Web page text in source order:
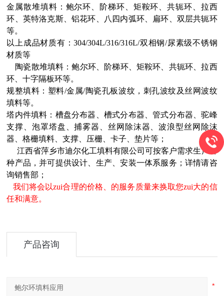
金属散堆填料：鲍尔环、阶梯环、矩鞍环、共轭环、拉西
环、英特洛克斯、铝花环、八四内弧环、扁环、双层共轭环
等。
以上成品材质有：304/304L/316/316L/双相钢/尿素级不锈钢
材质等
陶瓷散堆填料：鲍尔环、阶梯环、矩鞍环、共轭环、拉西
环、十字隔板环等。
规整填料：塑料/金属/陶瓷孔板波纹，刺孔波纹及丝网波纹
填料等。
塔内件填料：槽盘分布器、槽式分布器、管式分布器、驼峰
支撑、泡罩塔盘、捕雾器、丝网除沫器、波浪型丝网除沫
器、格栅填料、支撑、压栅、卡子、垫片等；
江西省萍乡市迪尔化工填料有限公司可按客户需求生产各
种产品，并可提供设计、生产、安装一体系服务；详情请咨
询销售部；
我们将会以zui合理的价格、的服务质量来换取您zui大的信
任和满意。
产品咨询